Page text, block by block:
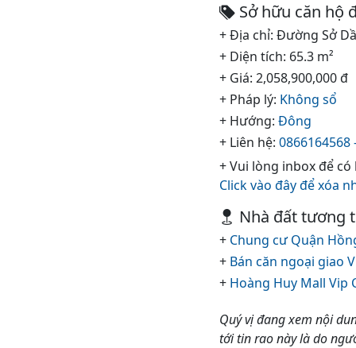
Sở hữu căn hộ
+ Địa chỉ: Đường Sở
+ Diện tích: 65.3 m²
+ Giá: 2,058,900,000 đ
+ Pháp lý: Không sổ
+ Hướng: Đông
+ Liên hệ: 0866164568
+ Vui lòng inbox để
Click vào đây để xóa
Nhà đất tương
+ Chung cư Quận
+ Bán căn ngoại giao
+ Hoàng Huy Mall Vip
Quý vị đang xem nội
tới tin rao này là do